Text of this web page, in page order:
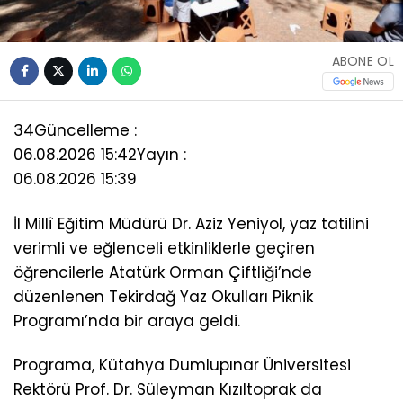
ABONE OL
34Güncelleme :
06.08.2026 15:42Yayın :
06.08.2026 15:39
İl Millî Eğitim Müdürü Dr. Aziz Yeniyol, yaz tatilini
verimli ve eğlenceli etkinliklerle geçiren
öğrencilerle Atatürk Orman Çiftliği’nde
düzenlenen Tekirdağ Yaz Okulları Piknik
Programı’nda bir araya geldi.
Programa, Kütahya Dumlupınar Üniversitesi
Rektörü Prof. Dr. Süleyman Kızıltoprak da